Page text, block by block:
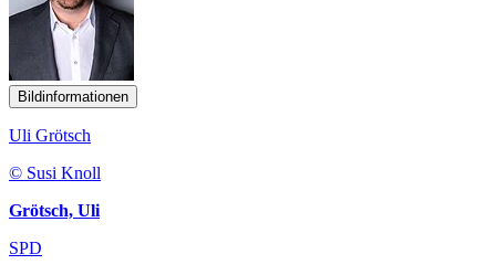
Bildinformationen
Uli Grötsch
© Susi Knoll
Grötsch, Uli
SPD